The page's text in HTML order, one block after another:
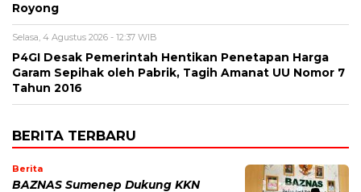
Royong
Selasa, 4 Agustus 2026 - 12:37 WIB
P4GI Desak Pemerintah Hentikan Penetapan Harga
Garam Sepihak oleh Pabrik, Tagih Amanat UU Nomor 7
Tahun 2016
BERITA TERBARU
Berita
BAZNAS Sumenep Dukung KKN